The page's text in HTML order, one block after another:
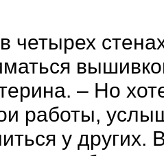
четырех
– Но
работы,
у других.